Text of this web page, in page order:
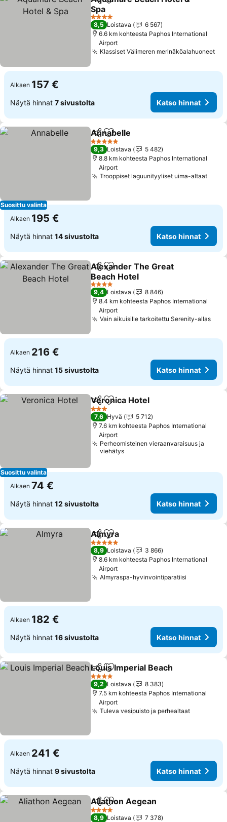
Jaa Lisää suosikkeihin
Spa
Katso hinnat
4 Tähtiluokitus
8,5 Loistava
6 567
6.6 km kohteesta Paphos International
Airport
Klassiset Välimeren merinäköalahuoneet
Alkaen 157 €
Näytä hinnat 7 sivustolta Katso hinnat
Suosittu valinta
Jaa Lisää suosikkeihin
Annabelle
5 Tähtiluokitus
9,3 Loistava
5 482
8.8 km kohteesta Paphos International
Airport
Trooppiset laguunityyliset uima-altaat
Alkaen 195 €
Näytä hinnat 14 sivustolta Katso hinnat
Jaa Lisää suosikkeihin
Alexander The Great
Beach Hotel
Katso hinnat
4 Tähtiluokitus
9,4 Loistava
8 846
8.4 km kohteesta Paphos International
Airport
Vain aikuisille tarkoitettu Serenity-allas
Alkaen 216 €
Näytä hinnat 15 sivustolta Katso hinnat
Suosittu valinta
Jaa Lisää suosikkeihin
Veronica Hotel
3 Tähtiluokitus
7,6 Hyvä
5 712
7.6 km kohteesta Paphos International
Airport
Perheomisteinen vieraanvaraisuus ja
viehätys
Alkaen 74 €
Näytä hinnat 12 sivustolta Katso hinnat
Jaa Lisää suosikkeihin
Almyra
5 Tähtiluokitus
8,9 Loistava
3 866
8.6 km kohteesta Paphos International
Airport
Almyraspa-hyvinvointiparatiisi
Alkaen 182 €
Näytä hinnat 16 sivustolta Katso hinnat
Jaa Lisää suosikkeihin
Louis Imperial Beach
4 Tähtiluokitus
9,2 Loistava
8 383
7.5 km kohteesta Paphos International
Airport
Tuleva vesipuisto ja perhealtaatKatso
Alkaen 241 €
Näytä hinnat 9 sivustolta Katso hinnat
Jaa Lisää suosikkeihin
Aliathon Aegean
4 Tähtiluokitus
8,9 Loistava
7 378